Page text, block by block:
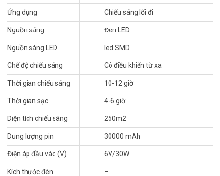
Tham khảo thêm thông tin tạiFacebook Vuhoangtelecomnhé.
Ứng dụng Chiếu sáng lối đi
Nguồn sáng Đèn LED
Nguồn sáng LED led SMD
Chế độ chiếu sáng Có điều khiển từ xa
Thời gian chiếu sáng 10-12 giờ
Thời gian sạc 4-6 giờ
Diện tích chiếu sáng 250m2
Dung lượng pin 30000 mAh
Điện áp đầu vào (V) 6V/30W
Kích thước đèn –